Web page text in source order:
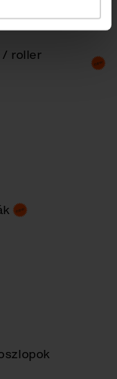
/ roller